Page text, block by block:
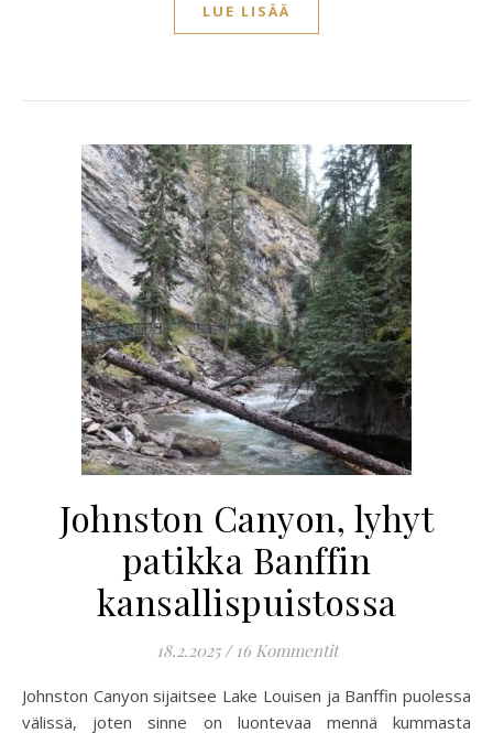
LUE LISÄÄ
Johnston Canyon, lyhyt
patikka Banffin
kansallispuistossa
18.2.2025 / 16 Kommentit
Johnston Canyon sijaitsee Lake Louisen ja Banffin puolessa
välissä, joten sinne on luontevaa mennä kummasta